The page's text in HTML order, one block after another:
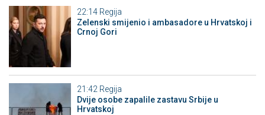
22:14 Regija
Zelenski smijenio i ambasadore u Hrvatskoj i
Crnoj Gori
21:42 Regija
Dvije osobe zapalile zastavu Srbije u
Hrvatskoj